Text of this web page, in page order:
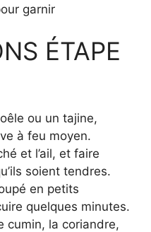
garnir
ÉTAPE
ou un tajine,
à feu moyen.
et l’ail, et faire
soient tendres.
en petits
quelques minutes.
cumin, la coriandre,